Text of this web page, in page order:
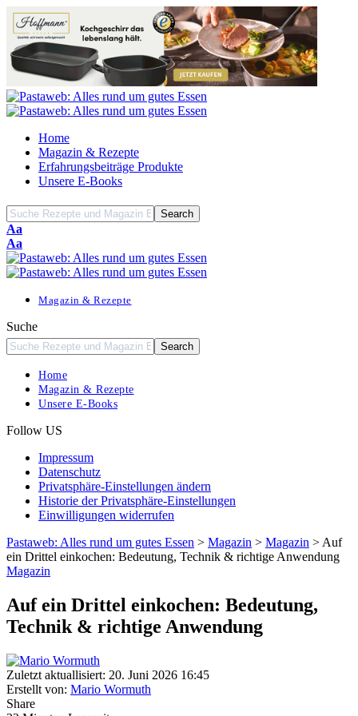
Home
Magazin & Rezepte
Erfahrungsbeiträge Produkte
Unsere E-Books
Font
Resizer
Aa
Font
Resizer
Aa
Magazin & Rezepte
Suche
Home
Magazin & Rezepte
Unsere E-Books
Follow US
Impressum
Datenschutz
Privatsphäre-Einstellungen ändern
Historie der Privatsphäre-Einstellungen
Einwilligungen widerrufen
Pastaweb: Alles rund um gutes Essen > Magazin > Magazin > Auf
ein Drittel einkochen: Bedeutung, Technik & richtige Anwendung
Magazin
Auf ein Drittel einkochen: Bedeutung,
Technik & richtige Anwendung
Zuletzt aktuallisiert: 20. Juni 2026 16:45
Erstellt von: Mario Wormuth
Share